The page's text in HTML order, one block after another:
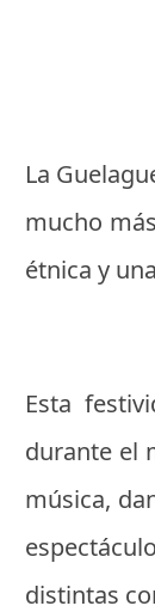
La
mucho
étnica y
Esta
durante el
música,
distintas